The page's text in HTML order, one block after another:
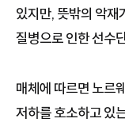
있지만, 뜻밖의 악재
질병으로 인한 선수
매체에 따르면 노르
저하를 호소하고 있